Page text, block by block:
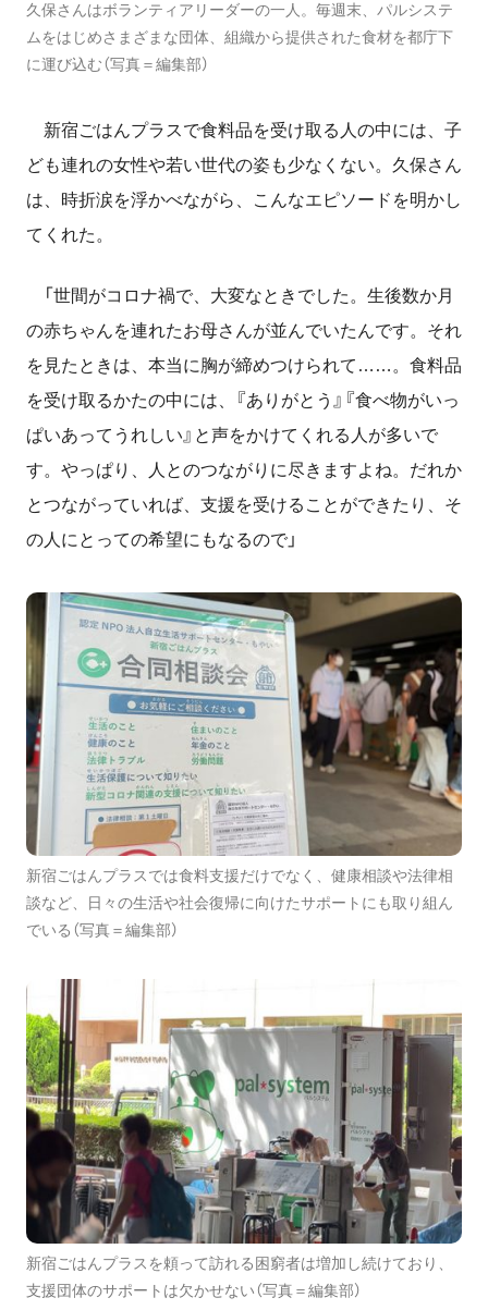
久保さんはボランティアリーダーの一人。毎週末、パルシステ
ムをはじめさまざまな団体、組織から提供された食材を都庁下
に運び込む（写真＝編集部）
新宿ごはんプラスで食料品を受け取る人の中には、子
ども連れの女性や若い世代の姿も少なくない。久保さん
は、時折涙を浮かべながら、こんなエピソードを明かし
てくれた。
「世間がコロナ禍で、大変なときでした。生後数か月
の赤ちゃんを連れたお母さんが並んでいたんです。それ
を見たときは、本当に胸が締めつけられて……。食料品
を受け取るかたの中には、『ありがとう』『食べ物がいっ
ぱいあってうれしい』と声をかけてくれる人が多いで
す。やっぱり、人とのつながりに尽きますよね。だれか
とつながっていれば、支援を受けることができたり、そ
の人にとっての希望にもなるので」
新宿ごはんプラスでは食料支援だけでなく、健康相談や法律相
談など、日々の生活や社会復帰に向けたサポートにも取り組ん
でいる（写真＝編集部）
新宿ごはんプラスを頼って訪れる困窮者は増加し続けており、
支援団体のサポートは欠かせない（写真＝編集部）